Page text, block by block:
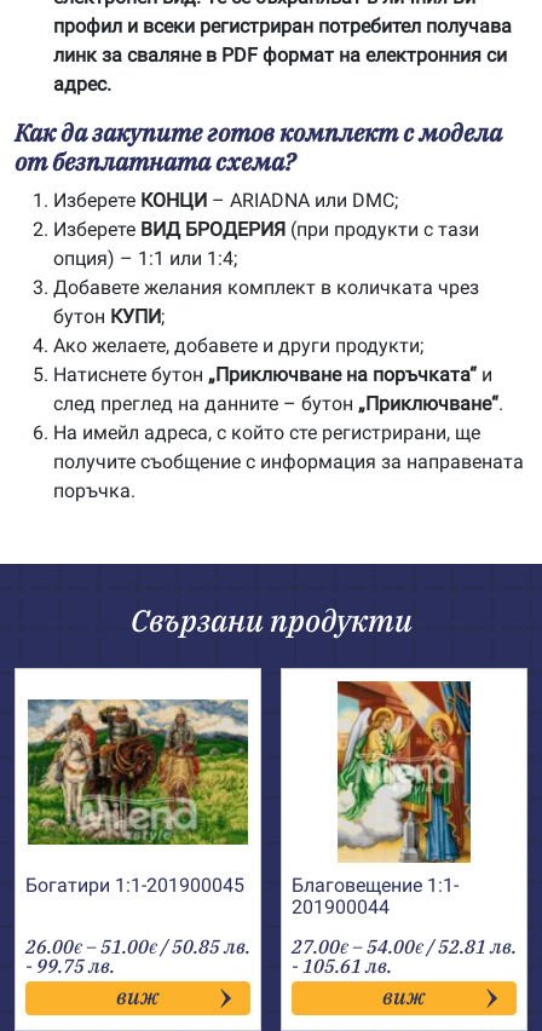
профил и всеки регистриран потребител получава
линк за сваляне в PDF формат на електронния си
адрес.
Как да закупите готов комплект с модела
от безплатната схема?
Изберете КОНЦИ – ARIADNA или DMC;
Изберете ВИД БРОДЕРИЯ (при продукти с тази
опция) – 1:1 или 1:4;
Добавете желания комплект в количката чрез
бутон КУПИ;
Ако желаете, добавете и други продукти;
Натиснете бутон „Приключване на поръчката“ и
след преглед на данните – бутон „Приключване“.
На имейл адреса, с който сте регистрирани, ще
получите съобщение с информация за направената
поръчка.
Свързани продукти
Богатири 1:1-201900045
26.00€ –51.00€Price
range:
26.00€
through
51.00€
/ 50.85 лв.
- 99.75 лв.
виж
Благовещение 1:1-
201900044
27.00€ –54.00€Price
range:
27.00€
through
54.00€
/ 52.81 лв.
- 105.61 лв.
виж